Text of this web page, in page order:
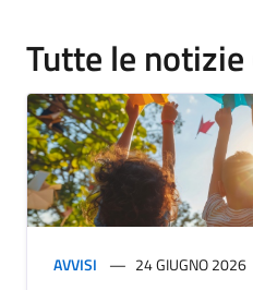
Tutte le notizie
AVVISI 24 GIUGNO 2026